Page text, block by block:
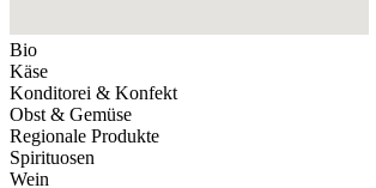
Bio
Käse
Konditorei & Konfekt
Obst & Gemüse
Regionale Produkte
Spirituosen
Wein